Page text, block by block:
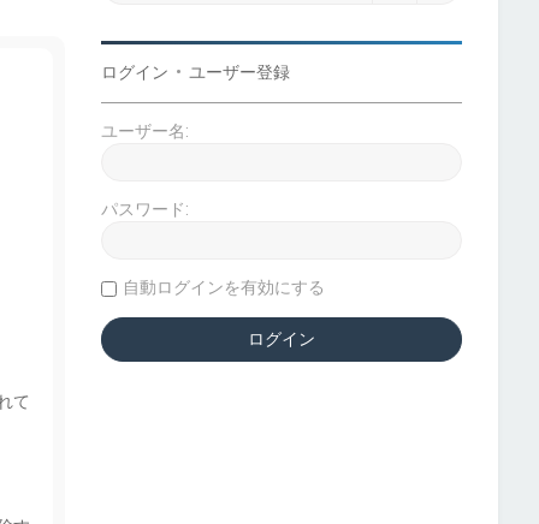
て
ログイン • ユーザー登録
ユーザー名:
パスワード:
自動ログインを有効にする